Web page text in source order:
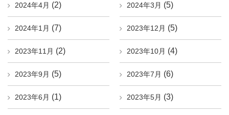
2024年4月 (2) 2024年3月 (5)
2024年1月 (7) 2023年12月 (5)
2023年11月 (2) 2023年10月 (4)
2023年9月 (5) 2023年7月 (6)
2023年6月 (1) 2023年5月 (3)